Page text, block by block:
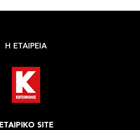
Η ΕΤΑΙΡΕΙΑ
ΕΤΑΙΡΙΚΟ SITE